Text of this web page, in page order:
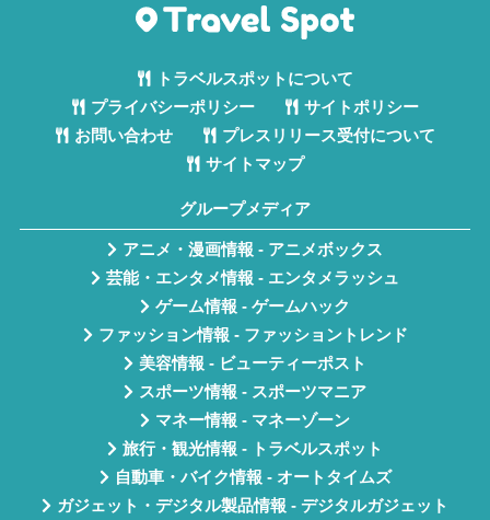
トラベルスポットについて
プライバシーポリシー
サイトポリシー
お問い合わせ
プレスリリース受付について
サイトマップ
グループメディア
アニメ・漫画情報 - アニメボックス
芸能・エンタメ情報 - エンタメラッシュ
ゲーム情報 - ゲームハック
ファッション情報 - ファッショントレンド
美容情報 - ビューティーポスト
スポーツ情報 - スポーツマニア
マネー情報 - マネーゾーン
旅行・観光情報 - トラベルスポット
自動車・バイク情報 - オートタイムズ
ガジェット・デジタル製品情報 - デジタルガジェット